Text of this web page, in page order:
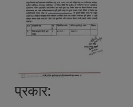
प्रकार: